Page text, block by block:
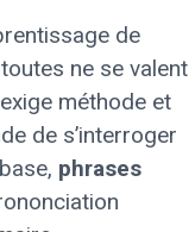
de
ne se valent
méthode et
de s’interroger
phrases